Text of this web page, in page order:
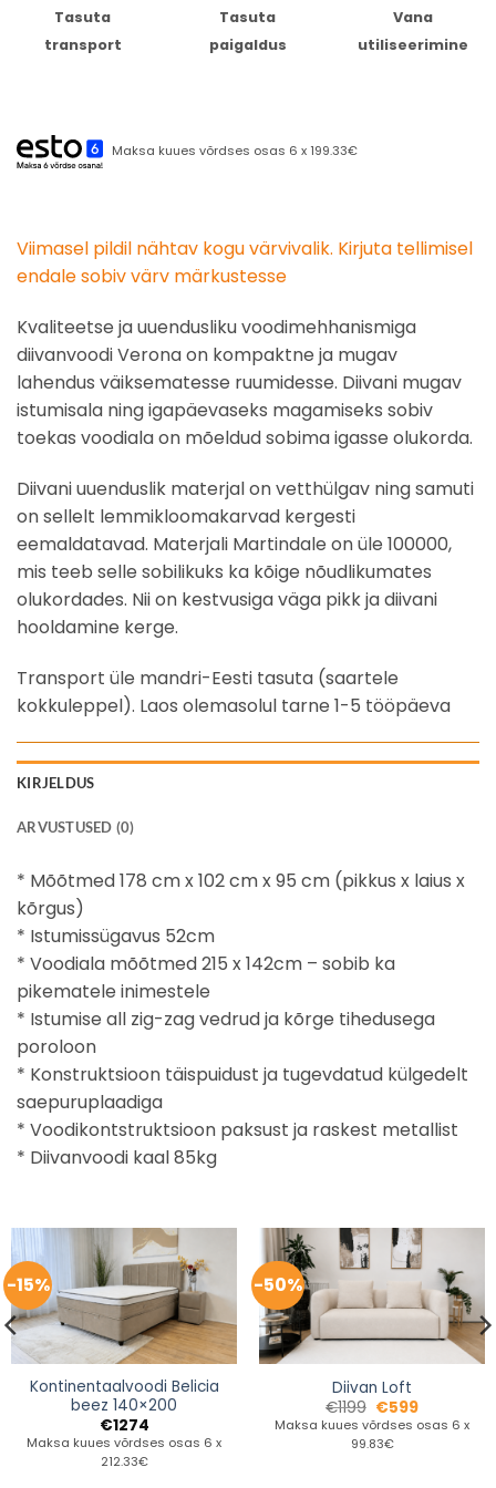
Tasuta
transport
Tasuta
paigaldus
Vana
utiliseerimine
Maksa kuues võrdses osas 6 x 199.33€
Viimasel pildil nähtav kogu värvivalik. Kirjuta tellimisel
endale sobiv värv märkustesse
Kvaliteetse ja uuendusliku voodimehhanismiga
diivanvoodi Verona on kompaktne ja mugav
lahendus väiksematesse ruumidesse. Diivani mugav
istumisala ning igapäevaseks magamiseks sobiv
toekas voodiala on mõeldud sobima igasse olukorda.
Diivani uuenduslik materjal on vetthülgav ning samuti
on sellelt lemmikloomakarvad kergesti
eemaldatavad. Materjali Martindale on üle 100000,
mis teeb selle sobilikuks ka kõige nõudlikumates
olukordades. Nii on kestvusiga väga pikk ja diivani
hooldamine kerge.
Transport üle mandri-Eesti tasuta (saartele
kokkuleppel). Laos olemasolul tarne 1-5 tööpäeva
KIRJELDUS
ARVUSTUSED (0)
* Mõõtmed 178 cm x 102 cm x 95 cm (pikkus x laius x
kõrgus)
* Istumissügavus 52cm
* Voodiala mõõtmed 215 x 142cm – sobib ka
pikematele inimestele
* Istumise all zig-zag vedrud ja kõrge tihedusega
poroloon
* Konstruktsioon täispuidust ja tugevdatud külgedelt
saepuruplaadiga
* Voodikontstruktsioon paksust ja raskest metallist
* Diivanvoodi kaal 85kg
-15%
Kontinentaalvoodi Belicia
beez 140×200
€1274
Maksa kuues võrdses osas 6 x
212.33€
-50%
Diivan Loft
€1199 €599
Maksa kuues võrdses osas 6 x
99.83€